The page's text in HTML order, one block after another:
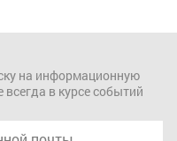
на информационную
всегда в курсе событий